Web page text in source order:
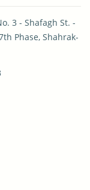
3 - Shafagh St. -
Phase, Shahrak-